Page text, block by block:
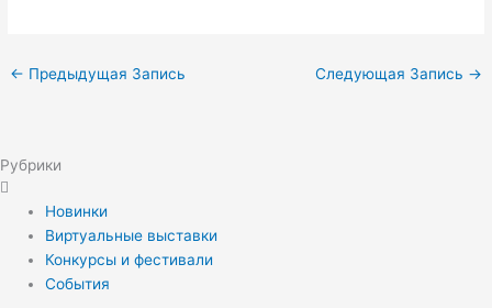
← Предыдущая Запись Следующая Запись →
Рубрики
Новинки
Виртуальные выставки
Конкурсы и фестивали
События